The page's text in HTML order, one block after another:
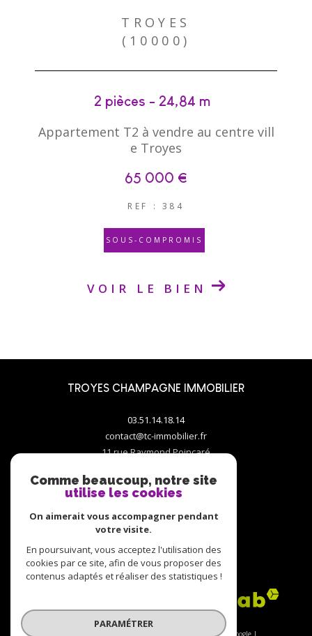
TROYES
(10000)
2 pièces - 24,84 m²
Appartement T2 à vendre au centre vill
e Troyes
65 000 €
REF : 384
SOUS-COMPROMIS
VOIR LE BIEN
TROYES CHAMPAGNE IMMOBILIER
03.51.14.18.14
contact@tc-immobilier.fr
11 rue Raymond Poincaré
ADHÉRENTS
© 2026 | Tous droits réservés | Traduction powered by Google |
Comme beaucoup, notre site
utilise les cookies
On aimerait vous accompagner pendant
votre visite.
En poursuivant, vous acceptez l'utilisation des
cookies par ce site, afin de vous proposer des
contenus adaptés et réaliser des statistiques !
PARAMÉTRER